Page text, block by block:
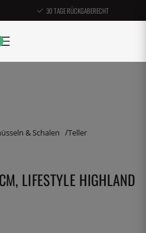
30 TAGE RÜCKGABERECHT
& Schalen Teller
LIFESTYLE HIGHLAND